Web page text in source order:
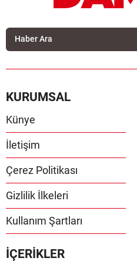
KURUMSAL
Künye
İletişim
Çerez Politikası
Gizlilik İlkeleri
Kullanım Şartları
İÇERİKLER